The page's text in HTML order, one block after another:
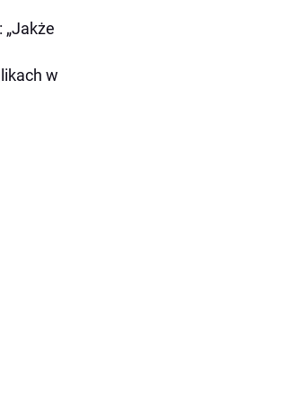
„Jakże
w